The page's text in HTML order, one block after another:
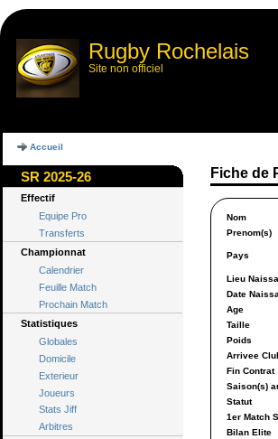
Rugby Rochelais
Site non officiel
Accueil
SR 2025-26
Effectif
Equipe Pro
Transferts
Championnat
Calendrier
Feuille Match
Prochain Match
Statistiques
Globales
Domicile
Exterieur
Joueurs
Stats Jiff
Arbitres
Fiche de
Nom
Prenom(s)
Pays
Lieu
Date
Age
Taille
Poids
Arrivee
Fin Contrat
Saison(s)
Statut
1er Match
Bilan Elite